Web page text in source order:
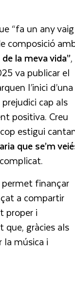
“fa un any vaig
composició
la meva vida”,
va publicar el
l’inici d’una
cap als
positiva. Creu
estigui
que se’m
permet finançar
a compartir
proper i
gràcies als
la música i